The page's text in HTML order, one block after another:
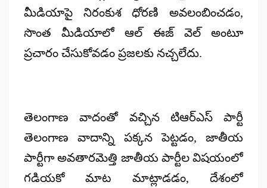
మీడియాపై నిరంకుశ ధోరణి అవలంబించడం,
సొంత మీడియాలో ఆల్ ఈజ్ వెల్ అంటూ
ప్రచారం చేసుకోవడం ప్రజలకు నచ్చలేదు.
తెలంగాణ వాదంతో వచ్చిన టిఆర్ఎస్ పార్టీ
తెలంగాణ వాదాన్ని పక్కన పెట్టడం, జాతీయ
పార్టీగా అవతారమెత్తి జాతీయ పార్టీల విషయంలో
గడియకో మాట మాట్లాడడం, దేశంలో